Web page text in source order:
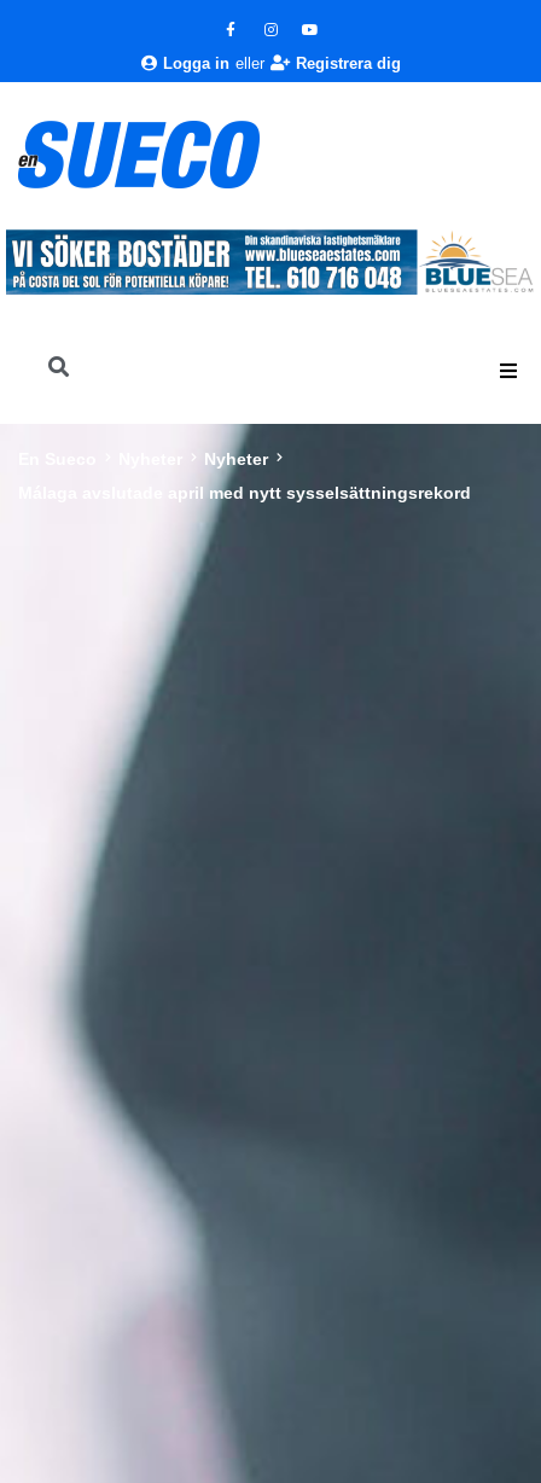
Logga in eller Registrera dig
Nyheter
Málaga avslutade april med nytt sysselsättningsrekord